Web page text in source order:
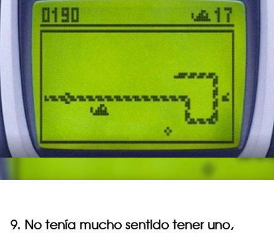
9. No tenía mucho sentido tener uno,